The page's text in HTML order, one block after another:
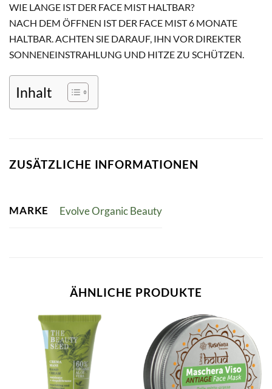
WIE LANGE IST DER FACE MIST HALTBAR?
NACH DEM ÖFFNEN IST DER FACE MIST 6 MONATE
HALTBAR. ACHTEN SIE DARAUF, IHN VOR DIREKTER
SONNENEINSTRAHLUNG UND HITZE ZU SCHÜTZEN.
Inhalt
ZUSÄTZLICHE INFORMATIONEN
MARKE Evolve Organic Beauty
ÄHNLICHE PRODUKTE